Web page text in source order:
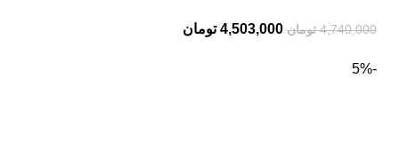
4,740,000 تومان 4,503,000 تومان
-5%